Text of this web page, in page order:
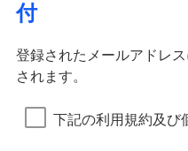
付
登録されたメールアドレ
されます。
下記の利用規約及び